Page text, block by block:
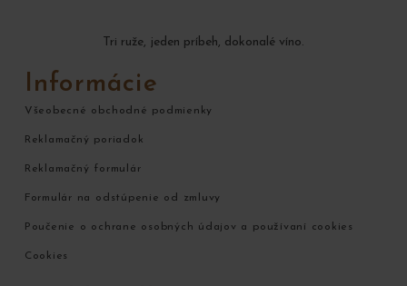
Tri ruže, jeden príbeh, dokonalé víno.
Informácie
Všeobecné obchodné podmienky
Reklamačný poriadok
Reklamačný formulár
Formulár na odstúpenie od zmluvy
Poučenie o ochrane osobných údajov a používaní cookies
Cookies